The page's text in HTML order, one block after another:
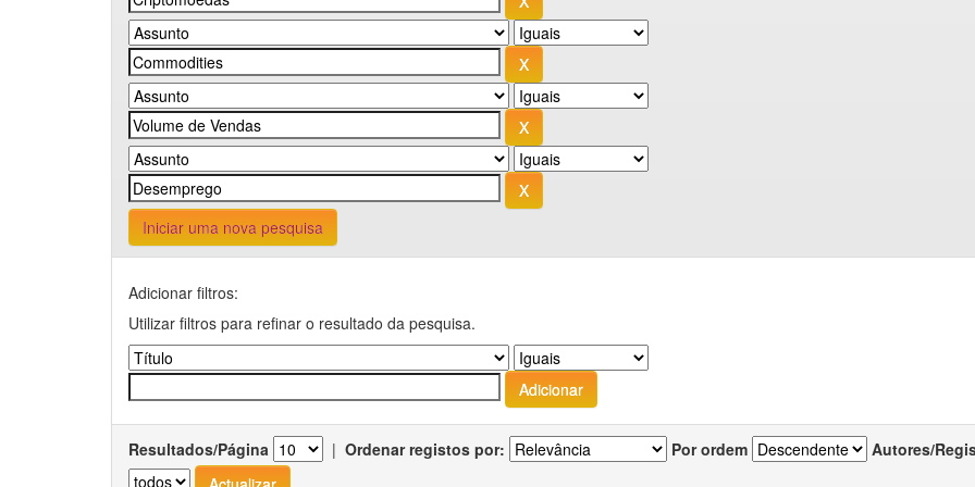
Iniciar uma nova pesquisa
Adicionar filtros:
Utilizar filtros para refinar o resultado da pesquisa.
Resultados/Página | Ordenar registos por: Por ordem Autores/